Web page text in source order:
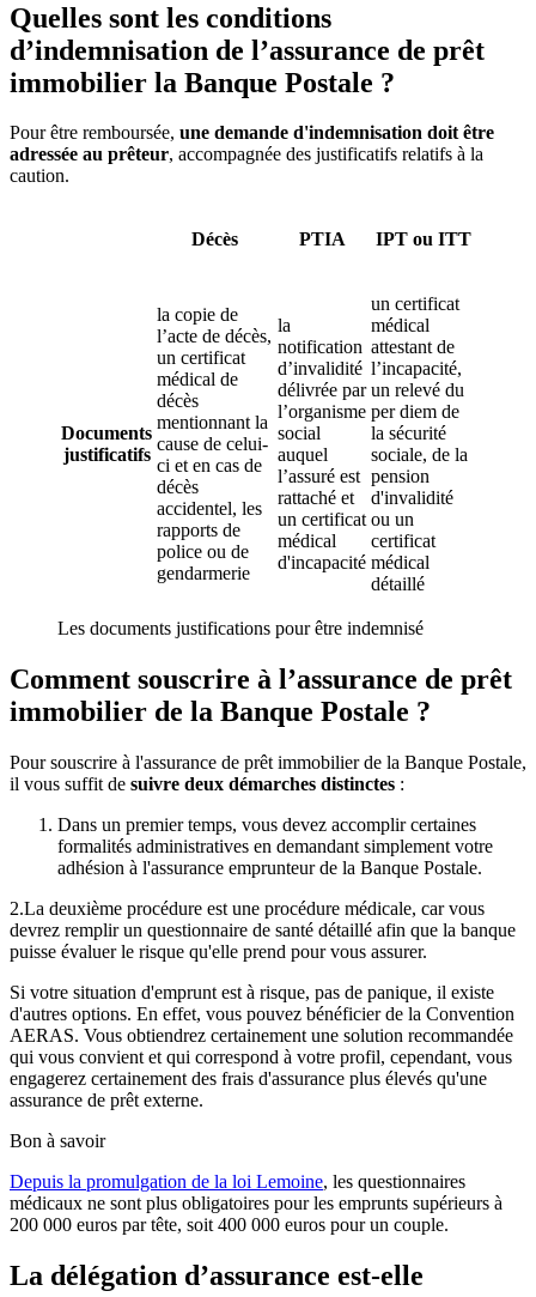
Quelles sont les conditions
d’indemnisation de l’assurance de prêt
immobilier la Banque Postale ?
Pour être remboursée, une demande d'indemnisation doit être
adressée au prêteur, accompagnée des justificatifs relatifs à la
caution.
Décès PTIA IPT ou ITT
Documents
justificatifs
la copie de
l’acte de décès,
un certificat
médical de
décès
mentionnant la
cause de celui-
ci et en cas de
décès
accidentel, les
rapports de
police ou de
gendarmerie
la
notification
d’invalidité
délivrée par
l’organisme
social
auquel
l’assuré est
rattaché et
un certificat
médical
d'incapacité
un certificat
médical
attestant de
l’incapacité,
un relevé du
per diem de
la sécurité
sociale, de la
pension
d'invalidité
ou un
certificat
médical
détaillé
Les documents justifications pour être indemnisé
Comment souscrire à l’assurance de prêt
immobilier de la Banque Postale ?
Pour souscrire à l'assurance de prêt immobilier de la Banque Postale,
il vous suffit de suivre deux démarches distinctes :
Dans un premier temps, vous devez accomplir certaines
formalités administratives en demandant simplement votre
adhésion à l'assurance emprunteur de la Banque Postale.
2.La deuxième procédure est une procédure médicale, car vous
devrez remplir un questionnaire de santé détaillé afin que la banque
puisse évaluer le risque qu'elle prend pour vous assurer.
Si votre situation d'emprunt est à risque, pas de panique, il existe
d'autres options. En effet, vous pouvez bénéficier de la Convention
AERAS. Vous obtiendrez certainement une solution recommandée
qui vous convient et qui correspond à votre profil, cependant, vous
engagerez certainement des frais d'assurance plus élevés qu'une
assurance de prêt externe.
Bon à savoir
Depuis la promulgation de la loi Lemoine, les questionnaires
médicaux ne sont plus obligatoires pour les emprunts supérieurs à
200 000 euros par tête, soit 400 000 euros pour un couple.
La délégation d’assurance est-elle